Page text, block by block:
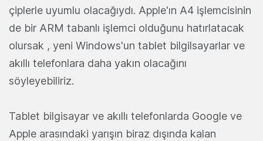
çiplerle uyumlu olacağıydı. Apple'ın A4 işlemcisinin
de bir ARM tabanlı işlemci olduğunu hatırlatacak
olursak , yeni Windows'un tablet bilgilsayarlar ve
akıllı telefonlara daha yakın olacağını
söyleyebiliriz.
Tablet bilgisayar ve akıllı telefonlarda Google ve
Apple arasındaki yarışın biraz dışında kalan